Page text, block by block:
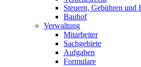
Steuern, Gebühren und
Bauhof
Verwaltung
Mitarbeiter
Sachgebiete
Aufgaben
Formulare